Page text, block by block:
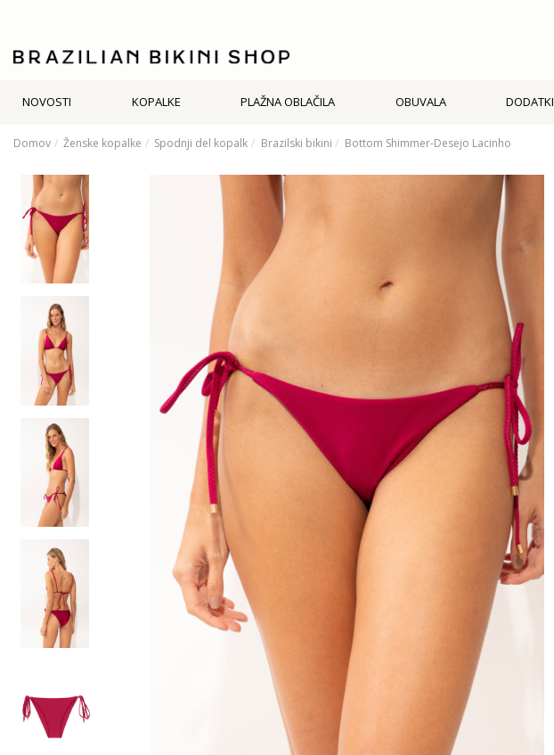
NOVOSTI KOPALKE PLAŽNA OBLAČILA OBUVALA DODATKI
Domov Ženske kopalke Spodnji del kopalk Brazilski bikini Bottom Shimmer-Desejo Lacinho